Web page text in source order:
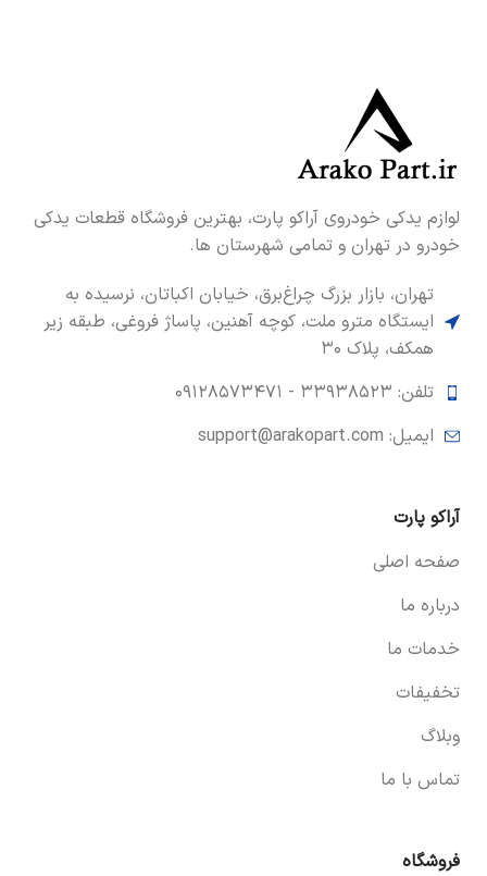
لوازم یدکی خودروی آراکو پارت، بهترین فروشگاه قطعات یدکی
خودرو در تهران و تمامی شهرستان ها.
تهران، بازار بزرگ چراغ‌برق، خیابان اکباتان، نرسیده به
ایستگاه مترو ملت، کوچه آهنین، پاساژ فروغی، طبقه زیر
همکف، پلاک ۳۰
تلفن: ۳۳۹۳۸۵۲۳ -
۰۹۱۲۸۵۷۳۴۷۱
ایمیل: support@arakopart.com
آراکو پارت
صفحه اصلی
درباره ما
خدمات ما
تخفیفات
وبلاگ
تماس با ما
فروشگاه